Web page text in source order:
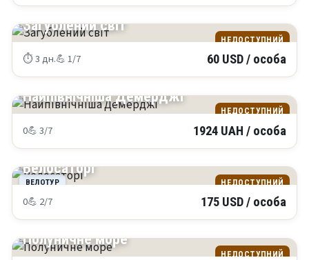
НЕДОСТУПНИЙ
КРИМ
Загублений світ
⏱ 3 дн.💪 1/7 60 USD / особа
НЕДОСТУПНИЙ
КРИМ
Найпівнічніша Демерджі
0💪 3/7 1924 UAH / особа
НЕДОСТУПНИЙ
ВЕЛОТУР
КРИМ
Велосаторі
0💪 2/7 175 USD / особа
НЕДОСТУПНИЙ
КРИМ
Полуничне море